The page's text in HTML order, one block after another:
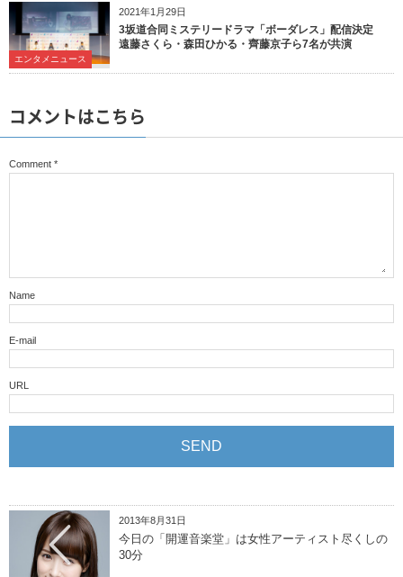
2021年1月29日
エンタメニュース
3坂道合同ミステリードラマ「ボーダレス」配信決定
遠藤さくら・森田ひかる・齊藤京子ら7名が共演
コメントはこちら
Comment *
Name
E-mail
URL
2013年8月31日
今日の「開運音楽堂」は女性アーティスト尽くしの
30分